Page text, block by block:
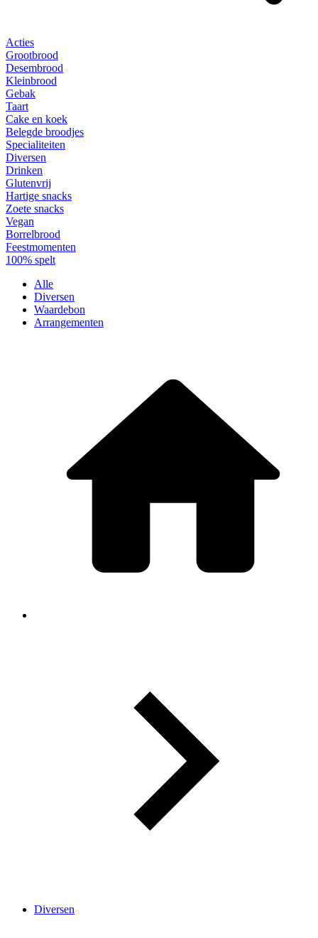
Acties
Grootbrood
Desembrood
Kleinbrood
Gebak
Taart
Cake en koek
Belegde broodjes
Specialiteiten
Diversen
Drinken
Glutenvrij
Hartige snacks
Zoete snacks
Vegan
Borrelbrood
Feestmomenten
100% spelt
Alle
Diversen
Waardebon
Arrangementen
Diversen